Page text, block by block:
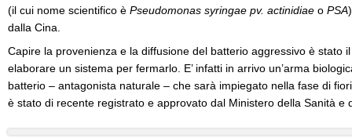
(il cui nome scientifico è Pseudomonas syringae pv. actinidiae o PSA
dalla Cina.
Capire la provenienza e la diffusione del batterio aggressivo è stato
elaborare un sistema per fermarlo. E’ infatti in arrivo un’arma
batterio – antagonista naturale – che sarà impiegato nella fase di
è stato di recente registrato e approvato dal Ministero della Sanità e